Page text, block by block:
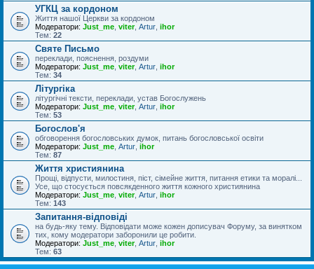
УГКЦ за кордоном
Життя нашої Церкви за кордоном
Модератори: Just_me viter, Artur ihor
Тем: 22
Святе Письмо
переклади, пояснення, роздуми
Модератори: Just_me viter, Artur ihor
Тем: 34
Літургіка
літургічні тексти, переклади, устав Богослужень
Модератори: Just_me viter, Artur ihor
Тем: 53
Богослов'я
обговорення богословських думок, питань богословської освіти
Модератори: Just_me Artur ihor
Тем: 87
Життя християнина
Прощі, відпусти, милостиня, піст, сімейне життя, питання етики та моралі...
Усе, що стосується повсякденного життя кожного християнина
Модератори: Just_me viter, Artur ihor
Тем: 143
Запитання-відповіді
на будь-яку тему. Відповідати може кожен дописувач Форуму, за винятком
тих, кому модератори заборонили це робити.
Модератори: Just_me viter, Artur ihor
Тем: 63